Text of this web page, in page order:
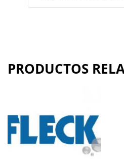
PRODUCTOS